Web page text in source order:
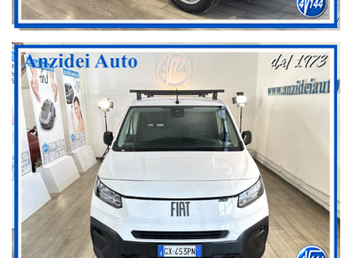
la massima cura affinché siano le più complete e precise
possibile; tuttavia, possono contenere errori o omissioni.
incongruenze che non rappresentano un impegno contrattuale.